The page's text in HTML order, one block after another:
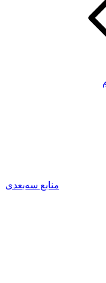
منابع سه‌بعدی